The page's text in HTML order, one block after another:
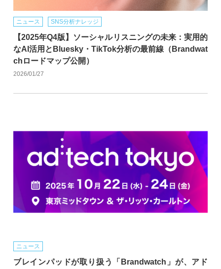
ニュース SNS分析ナレッジ
【2025年Q4版】ソーシャルリスニングの未来：実用的
なAI活用とBluesky・TikTok分析の最前線（Brandwat
chロードマップ公開）
2026/01/27
ニュース
ブレインパッドが取り扱う「Brandwatch」が、アド